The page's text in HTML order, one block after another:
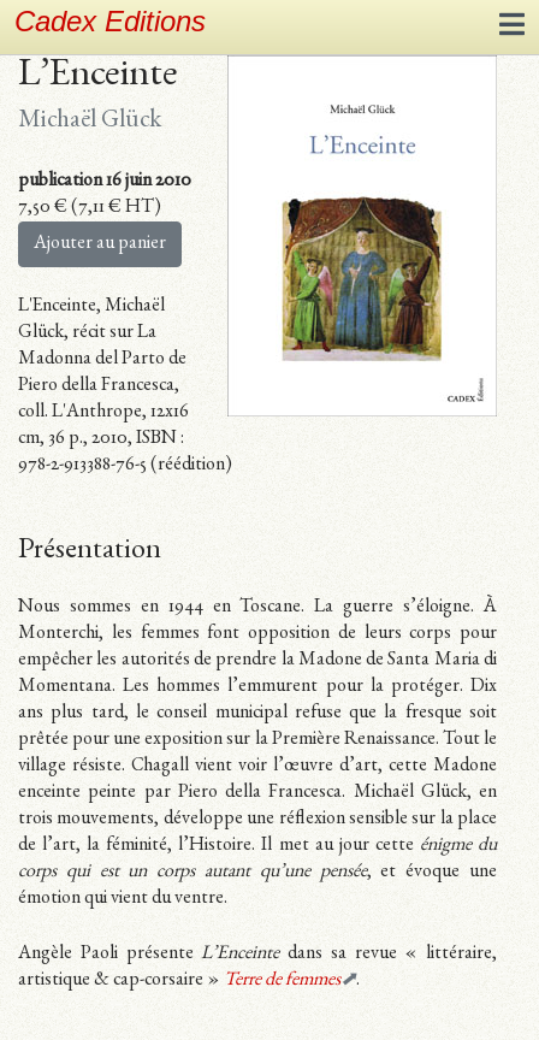
Cadex Editions
L’Enceinte
Michaël Glück
publication 16 juin 2010
7,50 €(7,11€ HT)
Ajouter au panier
L'Enceinte, Michaël
Glück, récit sur La
Madonna del Parto de
Piero della Francesca,
coll. L'Anthrope, 12x16
cm, 36 p., 2010, ISBN :
978-2-913388-76-5 (réédition)
Présentation
Nous sommes en 1944 en Toscane. La guerre s’éloigne. À
Monterchi, les femmes font opposition de leurs corps pour
empêcher les autorités de prendre la Madone de Santa Maria di
Momentana. Les hommes l’emmurent pour la protéger. Dix
ans plus tard, le conseil municipal refuse que la fresque soit
prêtée pour une exposition sur la Première Renaissance. Tout le
village résiste. Chagall vient voir l’œuvre d’art, cette Madone
enceinte peinte par Piero della Francesca. Michaël Glück, en
trois mouvements, développe une réflexion sensible sur la place
de l’art, la féminité, l’Histoire. Il met au jour cette énigme du
corps qui est un corps autant qu’une pensée, et évoque une
émotion qui vient du ventre.
Angèle Paoli présenteL’Enceintedans sa revue « littéraire,
artistique & cap-corsaire » Terre de femmes .